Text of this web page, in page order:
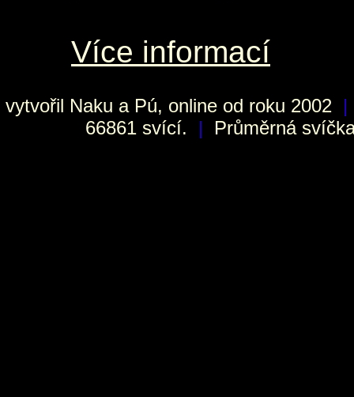
Více informací
vytvořil Naku a Pú, online od roku 2002 |
66861 svící.
| Průměrná